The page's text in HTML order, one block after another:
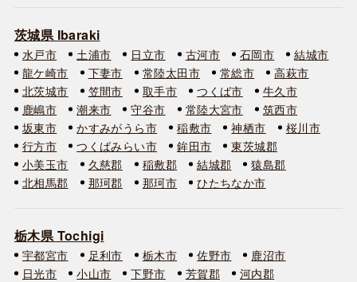
茨城県 Ibaraki
水戸市 土浦市 日立市 古河市 石岡市
結城市
龍ケ崎市
下妻市 常陸太田市 常総市
高萩市
北茨城市
笠間市 取手市 つくば市
牛久市
鹿嶋市
潮来市 守谷市 常陸大宮市
筑西市
坂東市
かすみがうら市 稲敷市 神栖市
桜川市
行方市
つくばみらい市 鉾田市
東茨城郡
小美玉市
久慈郡 稲敷郡 結城郡
猿島郡
北相馬郡
那珂郡 那珂市 ひたちなか市
栃木県 Tochigi
宇都宮市 足利市 栃木市 佐野市
鹿沼市
日光市
小山市 下野市 芳賀郡
河内郡